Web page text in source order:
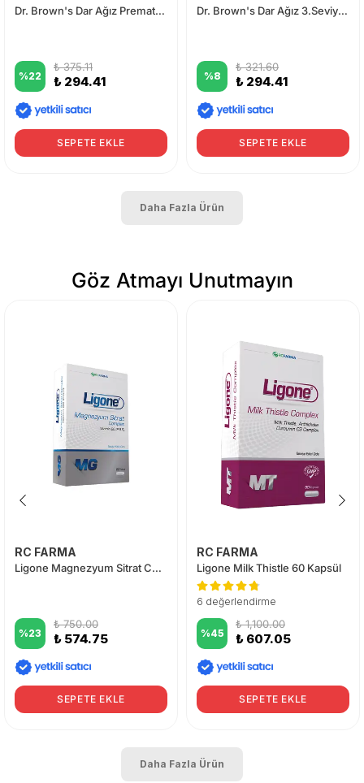
Dr. Brown's Dar Ağız Prematüre Silikon Biberon Emziği 2'li
%22
₺ 375.11
₺ 294.41
SEPETE EKLE
Dr. Brown's Dar Ağız 3.Seviye 6+ Silikon Biberon Emziği 2'li
%8
₺ 321.60
₺ 294.41
SEPETE EKLE
Daha Fazla Ürün
Göz Atmayı Unutmayın
RC FARMA
Ligone Magnezyum Sitrat Complex 60 Tablet
%23
₺ 750.00
₺ 574.75
SEPETE EKLE
RC FARMA
Ligone Milk Thistle 60 Kapsül
6 değerlendirme
%45
₺ 1,100.00
₺ 607.05
SEPETE EKLE
Daha Fazla Ürün